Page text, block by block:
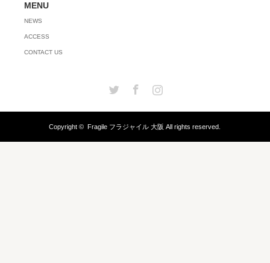
MENU
NEWS
ACCESS
CONTACT US
Twitter Facebook
Copyright ©Fragile フラジャイル 大阪 All rights reserved.